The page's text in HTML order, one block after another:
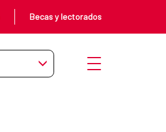
Becas y lectorados
Abrir menú